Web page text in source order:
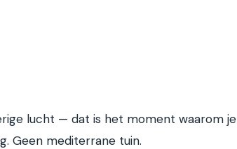
lucht — dat is het moment waarom je
Geen mediterrane tuin.